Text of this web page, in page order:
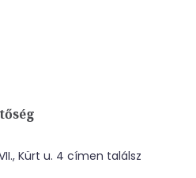
Kürt u. 4 címen találsz